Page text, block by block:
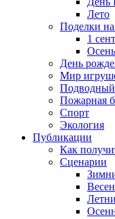
Лето
Поделки
1
Осень
День
Мир
Пожарная
Спорт
Экология
Публикации
Как
Сценарии